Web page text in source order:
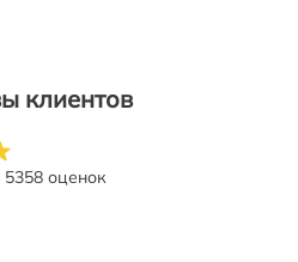
клиентов
5358 оценок